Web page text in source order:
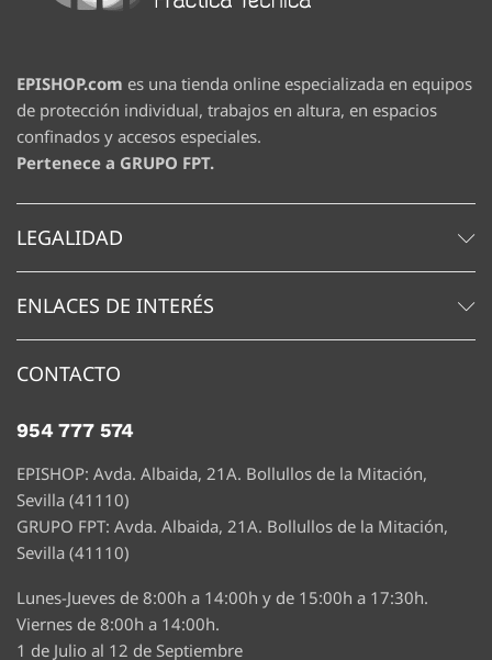
EPISHOP.com es una tienda online especializada en equipos
de protección individual, trabajos en altura, en espacios
confinados y accesos especiales.
Pertenece a GRUPO FPT.
LEGALIDAD
ENLACES DE INTERÉS
CONTACTO
954 777 574
EPISHOP: Avda. Albaida, 21A. Bollullos de la Mitación,
Sevilla (41110)
GRUPO FPT: Avda. Albaida, 21A. Bollullos de la Mitación,
Sevilla (41110)
Lunes-Jueves de 8:00h a 14:00h y de 15:00h a 17:30h.
Viernes de 8:00h a 14:00h.
1 de Julio al 12 de Septiembre